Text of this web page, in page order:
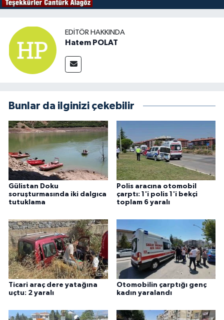
EDITÖR HAKKINDA
Hatem POLAT
Bunlar da ilginizi çekebilir
Gülistan Doku
soruşturmasında iki dalgıca
tutuklama
Polis aracına otomobil
çarptı: 1'i polis 1'i bekçi
toplam 6 yaralı
Ticari araç dere yatağına
uçtu: 2 yaralı
Otomobilin çarptığı genç
kadın yaralandı